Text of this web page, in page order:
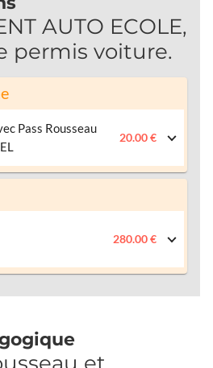
AUTO ECOLE,
permis voiture.
Pass Rousseau
20.00 €
280.00 €